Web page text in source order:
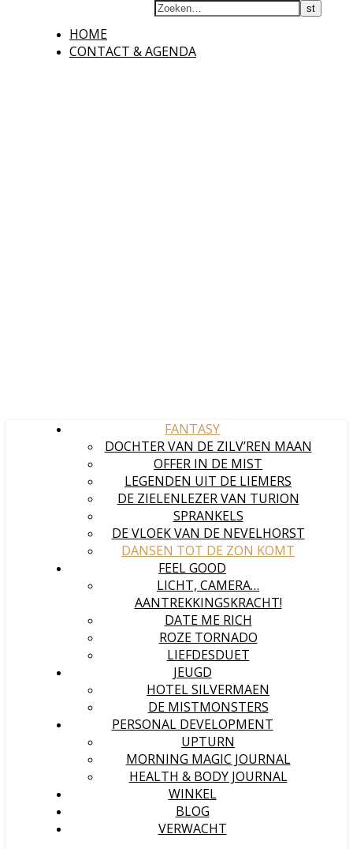
HOME
CONTACT & AGENDA
FANTASY
DOCHTER VAN DE ZILV’REN MAAN
OFFER IN DE MIST
LEGENDEN UIT DE LIEMERS
DE ZIELENLEZER VAN TURION
SPRANKELS
DE VLOEK VAN DE NEVELHORST
DANSEN TOT DE ZON KOMT
FEEL GOOD
LICHT, CAMERA…
AANTREKKINGSKRACHT!
DATE ME RICH
ROZE TORNADO
LIEFDESDUET
JEUGD
HOTEL SILVERMAEN
DE MISTMONSTERS
PERSONAL DEVELOPMENT
UPTURN
MORNING MAGIC JOURNAL
HEALTH & BODY JOURNAL
WINKEL
BLOG
VERWACHT